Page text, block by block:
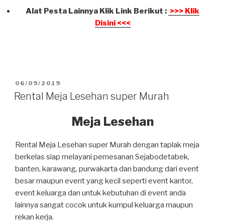
Alat Pesta Lainnya Klik Link Berikut : >>> Klik
Disini <<<
DIPOSKAN
PADA
06/09/2019
Rental Meja Lesehan super Murah
Meja Lesehan
Rental Meja Lesehan super Murah dengan taplak meja
berkelas siap melayani pemesanan Sejabodetabek,
banten, karawang, purwakarta dan bandung dari event
besar maupun event yang kecil seperti event kantor,
event keluarga dan untuk kebutuhan di event anda
lainnya sangat cocok untuk kumpul keluarga maupun
rekan kerja.